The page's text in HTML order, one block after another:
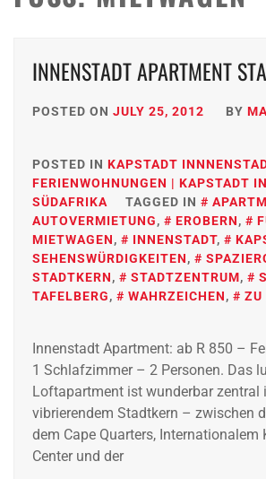
INNENSTADT APARTMENT
POSTED ON JULY 25, 2012 BY
POSTED IN KAPSTADT
FERIENWOHNUNGEN | KAPSTADT IN
SÜDAFRIKA
TAGGED IN
AUTOVERMIETUNG, EROBERN,
MIETWAGEN, INNENSTADT,
SEHENSWÜRDIGKEITEN,
STADTKERN, STADTZENTRUM,
TAFELBERG, WAHRZEICHEN, ZU
Innenstadt Apartment: ab R 850 –
1 Schlafzimmer – 2 Personen. Das
Loftapartment ist wunderbar zentral
vibrierendem Stadtkern – zwischen
dem Cape Quarters, Internationalem
Center und der